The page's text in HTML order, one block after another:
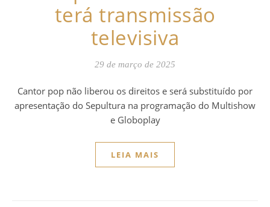
terá transmissão
televisiva
29 de março de 2025
Cantor pop não liberou os direitos e será substituído por
apresentação do Sepultura na programação do Multishow
e Globoplay
LEIA MAIS